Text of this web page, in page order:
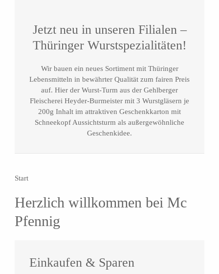
Jetzt neu in unseren Filialen –
Thüringer Wurstspezialitäten!
Wir bauen ein neues Sortiment mit Thüringer
Lebensmitteln in bewährter Qualität zum fairen Preis
auf. Hier der Wurst-Turm aus der Gehlberger
Fleischerei Heyder-Burmeister mit 3 Wurstgläsern je
200g Inhalt im attraktiven Geschenkkarton mit
Schneekopf Aussichtsturm als außergewöhnliche
Geschenkidee.
Start
Herzlich willkommen bei Mc
Pfennig
Einkaufen & Sparen